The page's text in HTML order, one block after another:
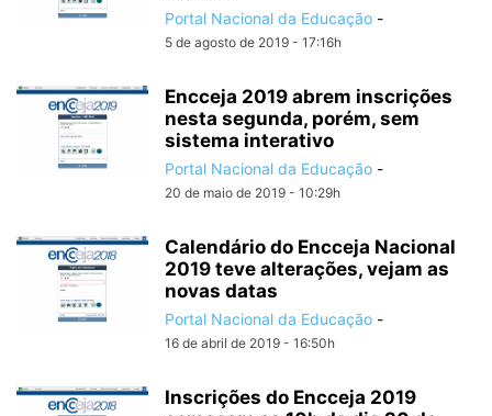
Portal Nacional da Educação -
5 de agosto de 2019 - 17:16h
Encceja 2019 abrem inscrições
nesta segunda, porém, sem
sistema interativo
Portal Nacional da Educação -
20 de maio de 2019 - 10:29h
Calendário do Encceja Nacional
2019 teve alterações, vejam as
novas datas
Portal Nacional da Educação -
16 de abril de 2019 - 16:50h
Inscrições do Encceja 2019